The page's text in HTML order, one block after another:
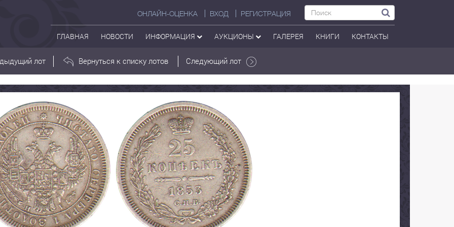
ОНЛАЙН-ОЦЕНКА ВХОД РЕГИСТРАЦИЯ
ГЛАВНАЯ НОВОСТИ ИНФОРМАЦИЯ АУКЦИОНЫ ГАЛЕРЕЯ КНИГИ КОНТАКТЫ
лот Вернуться к списку лотов Следующий лот